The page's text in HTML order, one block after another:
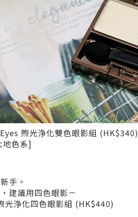
煦光浄化雙色眼影組 (HK$340)
地色系]
手。
建議用四色眼影－
光浄化四色眼影組 (HK$440)